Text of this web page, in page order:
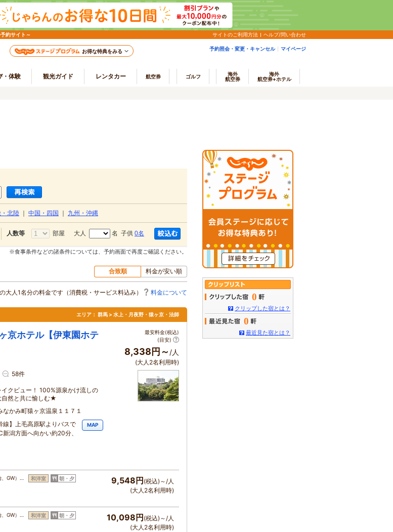
約サイト～ サイトのご利用方法 ヘルプ/問い合わせ
お得な特典をみる 予約照会・変更・キャンセル マイページ
・体験 観光ガイド レンタカー 航空券 ゴルフ
海外
航空券
海外
航空券+ホテル
北陸 中国・四国 九州・沖縄
人数等 部屋 大人 名 子供 0名
※食事条件などの諸条件については、予約画面で再度ご確認ください。
合致順 料金が安い順
大人1名分の料金です（消費税・サービス料込み） 料金について
エリア： 群馬 > 水上・月夜野・猿ヶ京・法師
京ホテル【伊東園ホテ
58件
クビュー！ 100%源泉かけ流しの
自然と共に愉しむ★
なかみ町猿ヶ京温泉１１７１
線】上毛高原駅よりバスで
潟方面へ向かい約20分、
MAP
最安料金(税込)
(目安)
8,338円～ /人
(大人2名利用時)
GW）… 和洋室 朝・夕 9,548円 (税込)～/人
(大人2名利用時)
GW）… 和洋室 朝・夕 10,098円 (税込)～/人
(大人2名利用時)
0
クリップした宿とは？
0
最近見た宿とは？